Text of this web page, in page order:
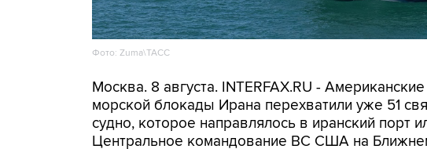
Фото: Zuma\ТАСС
Москва. 8 августа. INTERFAX.RU -
морской блокады Ирана перехватили уже 51
судно, которое направлялось в иранский порт
Центральное командование ВС США на